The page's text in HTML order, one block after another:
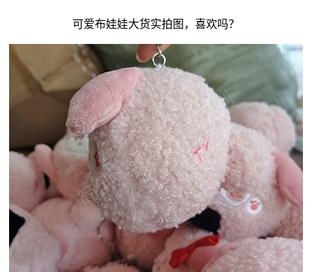
可爱布娃娃大货实拍图，喜欢吗？